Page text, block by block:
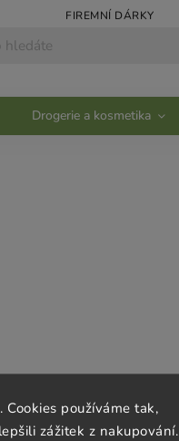
Cookies používáme tak,
zážitek z nakupování.
FIREMNÍ DÁRKY
Drogerie a kosmetika